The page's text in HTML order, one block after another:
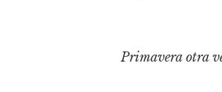
Primavera otra